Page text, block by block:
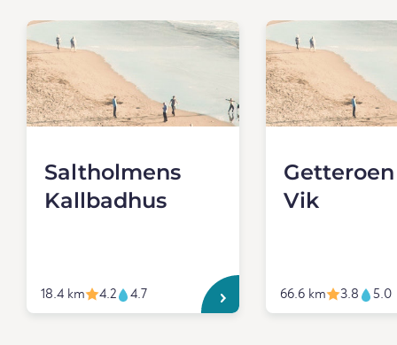
Saltholmens
Kallbadhus
18.4 km 4.2 4.7
Vik
66.6 km 3.8 5.0